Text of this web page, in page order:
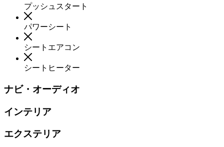
プッシュスタート
パワーシート
シートエアコン
シートヒーター
ナビ・オーディオ
インテリア
エクステリア